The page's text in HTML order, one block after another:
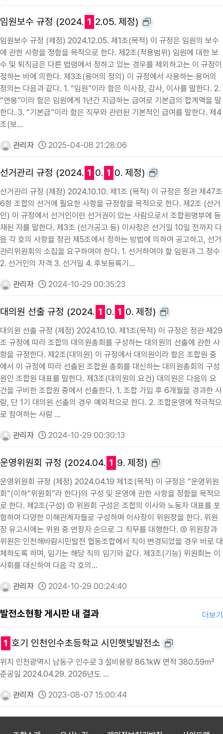
임원보수 규정 (2024. 1 2.05. 제정)
임원보수 규정 (제정) 2024.12.05. 제1조(목적) 이 규정은 임원의 보수
에 관한 사항을 정함을 목적으로 한다. 제2조(적용범위) 임원에 대한 보
수 및 퇴직금은 다른 법령에서 정하고 있는 경우를 제외하고는 이 규정이
정하는 바에 의한다. 제3조(용어의 정의) 이 규정에서 사용하는 용어의
정의는 다음과 같다. 1. “임원”이라 함은 이사장, 감사, 이사를 말한다. 2.
“연봉”이라 함은 임원에게 1년간 지급하는 급여로 기본급의 합계액을 말
한다. 3. “기본급”이라 함은 직무와 관련된 기본적인 급여를 말한다. 제4
조(보…
관리자 2025-04-08 21:28:06
선거관리 규정 (2024. 1 0. 1 0. 제정)
선거관리 규정 (제정) 2024.10.10. 제1조 (목적) 이 규정은 정관 제47조
6항 조합의 선거에 필요한 사항을 규정함을 목적으로 한다. 제2조 (선거
인) 이 규정에서 선거인이란 선거권이 있는 사람으로서 조합원명부에 등
재된 자를 말한다. 제3조 (선거공고 등) 이사장은 선거일 10일 전까지 다
음 각 호의 사항을 정관 제5조에서 정하는 방법에 의하여 공고하고, 선거
관리위원회의 소집을 요구하여야 한다. 1. 선거하여야 할 임원과 그 정수
2. 선거인의 자격 3. 선거일 4. 후보등록기…
관리자 2024-10-29 00:35:23
대의원 선출 규정 (2024. 1 0. 1 0. 제정)
대의원 선출 규정 (제정) 2024.10.10. 제1조(목적) 이 규정은 정관 제29
조 규정에 따라 조합의 대의원총회를 구성하는 대의원의 선출에 관한 사
항을 규정한다. 제2조(대의원) 이 규정에서 대의원이라 함은 조합원 중
에서 이 규정에 따라 선출된 조합원 총회를 대신하는 대의원총회의 구성
원인 조합원 대표를 말한다. 제3조(대의원의 요건) 대의원은 다음의 요
건을 구비한 조합원 중에서 선출한다. 1. 조합 가입 후 6개월을 경과한 사
람, 단 1기 대의원 선출의 경우 예외적으로 한다. 2. 조합운영에 적극적으
로 참여하는 사람 …
관리자 2024-10-29 00:30:13
운영위원회 규정 (2024.04. 1 9. 제정)
운영위원회 규정 (제정) 2024.04.19 제1조(목적) 이 규정은 “운영위원
회”(이하“위원회”라 한다)의 구성 및 운영에 관한 사항을 정함을 목적으
로 한다. 제2조(구성) ① 위원회 구성은 조합의 이사와 노동자 대표를 포
함하여 다양한 이해관계자들로 구성하며 이사장이 위원장을 한다. 위원
장 유고시에는 위원 중 연장자 순으로 그 직무를 대행한다. ② 위원장과
위원은 인천해바람시민발전 협동조합에서 직이 변경되었을 경우 바로 대
체하도록 하며, 임기는 해당 직의 임기와 같다. 제3조(기능) 위원회는 이
사회를 대신하여 다음 각 호의…
관리자 2024-10-29 00:24:40
발전소현황 게시판 내 결과 더보기
1 호기 인천인수초등학교 시민햇빛발전소
위치 인천광역시 남동구 인수로 3 설비용량 86.1kW 면적 380.59㎡
준공일 2024.04.29. 2026년도 …
관리자 2023-08-07 15:00:44